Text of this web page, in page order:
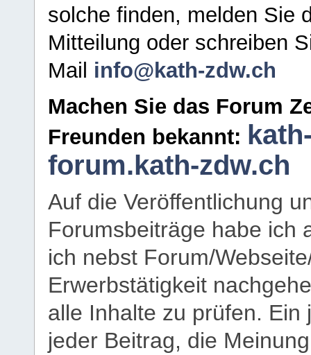
solche finden, melden Sie
Mitteilung oder schreiben
Mail info@kath-zdw.ch
Machen Sie das Forum
Freunden bekannt:
forum.kath-zdw.ch
Auf die Veröffentlichung
Forumsbeiträge habe ich
ich nebst Forum/
Erwerbstätigkeit
alle Inhalte zu prüfen.
jeder Beitrag, die